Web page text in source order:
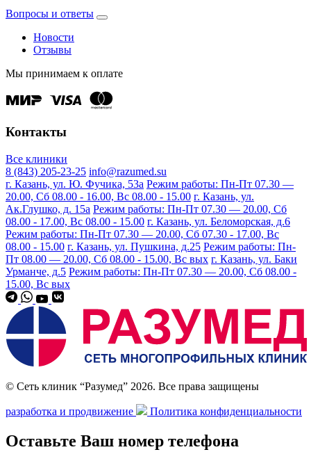
Вопросы и ответы
Новости
Отзывы
Мы принимаем к оплате
Контакты
Все клиники
8 (843) 205-23-25 info@razumed.su
г. Казань, ул. Ю. Фучика, 53а Режим работы: Пн-Пт 07.30 —
20.00, Сб 08.00 - 16.00, Вс 08.00 - 15.00 г. Казань, ул.
Ак.Глушко, д. 15а Режим работы: Пн-Пт 07.30 — 20.00, Сб
08.00 - 17.00, Вс 08.00 - 15.00 г. Казань, ул. Беломорская, д.6
Режим работы: Пн-Пт 07.30 — 20.00, Сб 07.30 - 17.00, Вс
08.00 - 15.00 г. Казань, ул. Пушкина, д.25 Режим работы: Пн-
Пт 08.00 — 20.00, Сб 08.00 - 15.00, Вс вых г. Казань, ул. Баки
Урманче, д.5 Режим работы: Пн-Пт 07.30 — 20.00, Сб 08.00 -
15.00, Вс вых
© Сеть клиник “Разумед” 2026. Все права защищены
разработка и продвижение Политика конфиденциальности
Оставьте Ваш номер телефона